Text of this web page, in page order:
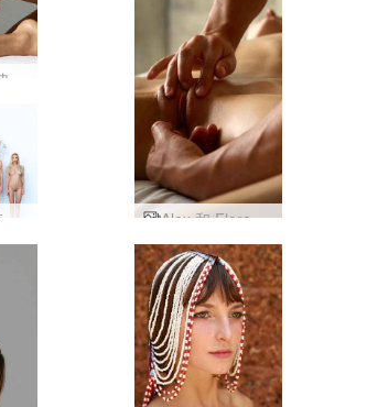
Alex 和 Flora 性感按摩第 3 部分